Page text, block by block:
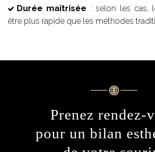
Durée maîtrisée : selon les cas,
être plus rapide que les méthodes
Prenez rendez-
pour un bilan